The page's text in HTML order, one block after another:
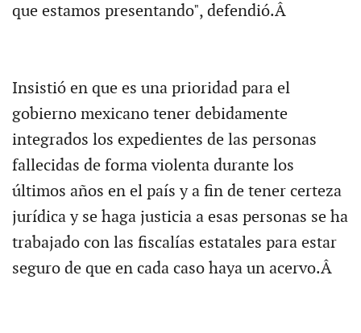
que estamos presentando", defendió.Â
Insistió en que es una prioridad para el
gobierno mexicano tener debidamente
integrados los expedientes de las personas
fallecidas de forma violenta durante los
últimos años en el país y a fin de tener certeza
jurídica y se haga justicia a esas personas se ha
trabajado con las fiscalías estatales para estar
seguro de que en cada caso haya un acervo.Â